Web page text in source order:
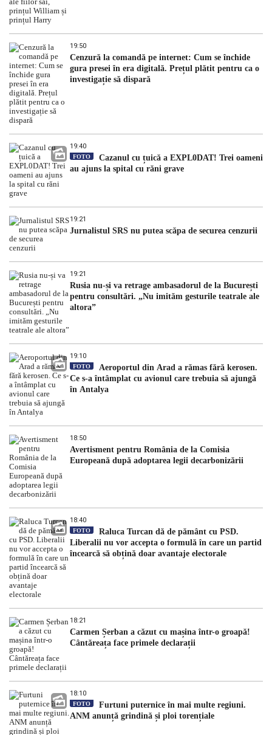
19:50
Cenzură la comandă pe internet: Cum se închide
gura presei în era digitală. Prețul plătit pentru ca o
investigație să dispară
19:40
FOTO
Cazanul cu țuică a EXPL0DAT! Trei oameni
au ajuns la spital cu răni grave
19:21
Jurnalistul SRS nu putea scăpa de securea cenzurii
19:21
Rusia nu-și va retrage ambasadorul de la București
pentru consultări. „Nu imităm gesturile teatrale ale
altora”
19:10
FOTO
Aeroportul din Arad a rămas fără kerosen.
Ce s-a întâmplat cu avionul care trebuia să ajungă
în Antalya
18:50
Avertisment pentru România de la Comisia
Europeană după adoptarea legii decarbonizării
18:40
FOTO
Raluca Turcan dă de pământ cu PSD.
Liberalii nu vor accepta o formulă în care un partid
încearcă să obțină doar avantaje electorale
18:21
Carmen Șerban a căzut cu mașina într-o groapă!
Cântăreața face primele declarații
18:10
FOTO
Furtuni puternice în mai multe regiuni.
ANM anunță grindină și ploi torențiale